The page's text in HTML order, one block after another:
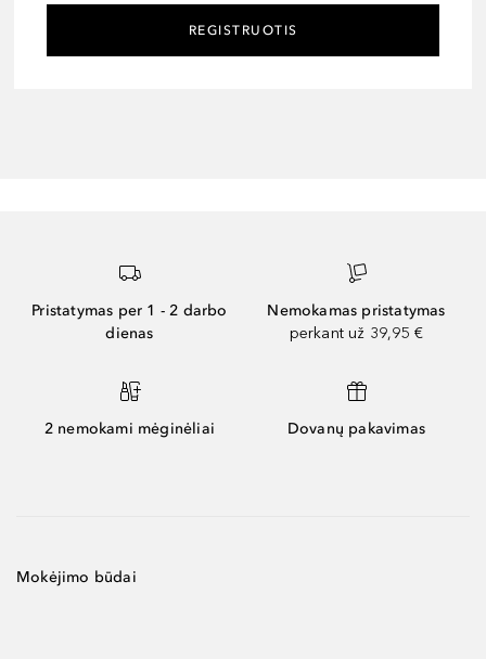
REGISTRUOTIS
Pristatymas per 1 - 2 darbo
dienas
Nemokamas pristatymas
perkant už 39,95 €
2 nemokami mėginėliai Dovanų pakavimas
Mokėjimo būdai